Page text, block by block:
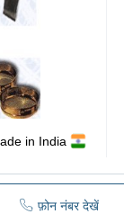
in India
फ़ोन नंबर देखें